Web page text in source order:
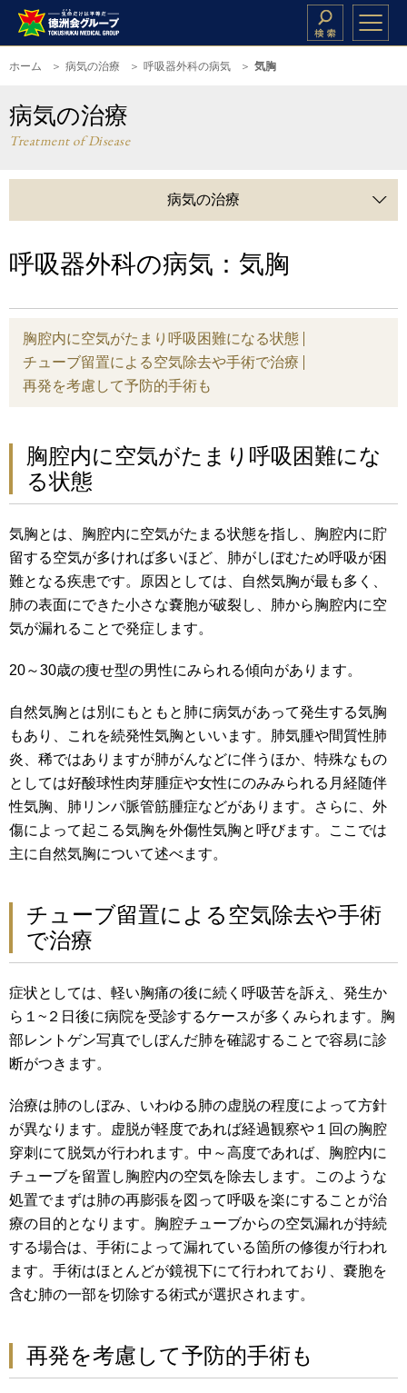
ホーム 病気の治療 呼吸器外科の病気 気胸
病気の治療
Treatment of Disease
病気の治療
呼吸器外科の病気：気胸
胸腔内に空気がたまり呼吸困難になる状態
チューブ留置による空気除去や手術で治療
再発を考慮して予防的手術も
胸腔内に空気がたまり呼吸困難にな
る状態
気胸とは、胸腔内に空気がたまる状態を指し、胸腔内に貯
留する空気が多ければ多いほど、肺がしぼむため呼吸が困
難となる疾患です。原因としては、自然気胸が最も多く、
肺の表面にできた小さな嚢胞が破裂し、肺から胸腔内に空
気が漏れることで発症します。
20～30歳の痩せ型の男性にみられる傾向があります。
自然気胸とは別にもともと肺に病気があって発生する気胸
もあり、これを続発性気胸といいます。肺気腫や間質性肺
炎、稀ではありますが肺がんなどに伴うほか、特殊なもの
としては好酸球性肉芽腫症や女性にのみみられる月経随伴
性気胸、肺リンパ脈管筋腫症などがあります。さらに、外
傷によって起こる気胸を外傷性気胸と呼びます。ここでは
主に自然気胸について述べます。
チューブ留置による空気除去や手術
で治療
症状としては、軽い胸痛の後に続く呼吸苦を訴え、発生か
ら１~２日後に病院を受診するケースが多くみられます。胸
部レントゲン写真でしぼんだ肺を確認することで容易に診
断がつきます。
治療は肺のしぼみ、いわゆる肺の虚脱の程度によって方針
が異なります。虚脱が軽度であれば経過観察や１回の胸腔
穿刺にて脱気が行われます。中～高度であれば、胸腔内に
チューブを留置し胸腔内の空気を除去します。このような
処置でまずは肺の再膨張を図って呼吸を楽にすることが治
療の目的となります。胸腔チューブからの空気漏れが持続
する場合は、手術によって漏れている箇所の修復が行われ
ます。手術はほとんどが鏡視下にて行われており、嚢胞を
含む肺の一部を切除する術式が選択されます。
再発を考慮して予防的手術も